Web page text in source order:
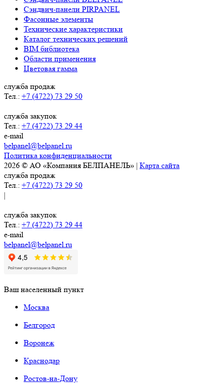
Сэндвич-панели PIRPANEL
Фасонные элементы
Технические характеристики
Каталог технических решений
BIM библиотека
Области применения
Цветовая гамма
служба продаж
Тел.: +7 (4722) 73 29 50
служба закупок
Тел.: +7 (4722) 73 29 44
e-mail
belpanel@belpanel.ru
Политика конфиденциальности
2026 © АО «Компания БЕЛПАНЕЛЬ» | Карта сайта
служба продаж
Тел.: +7 (4722) 73 29 50
|
служба закупок
Тел.: +7 (4722) 73 29 44
e-mail
belpanel@belpanel.ru
Ваш населенный пункт
Москва
Белгород
Воронеж
Краснодар
Ростов-на-Дону